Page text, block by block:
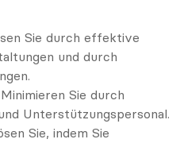
Sie durch effektive
und durch
Minimieren Sie durch
Unterstützungspersonal.
Sie, indem Sie